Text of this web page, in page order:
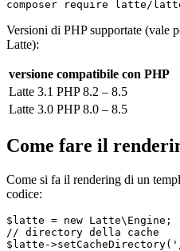
Versioni di PHP supportate (vale
Latte):
versione compatibile con PHP
Latte 3.1 PHP 8.2 – 8.5
Latte 3.0 PHP 8.0 – 8.5
Come fare il
Come si fa il rendering di un
codice:
$latte = new Latte\Engine;
// directory della cache
$latte-